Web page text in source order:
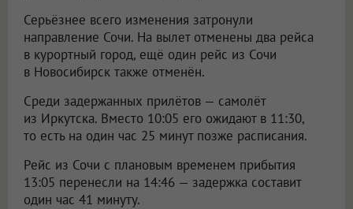
Серьёзнее всего изменения затронули
направление Сочи. На вылет отменены два рейса
в курортный город, ещё один рейс из Сочи
в Новосибирск также отменён.
Среди задержанных прилётов — самолёт
из Иркутска. Вместо 10:05 его ожидают в 11:30,
то есть на один час 25 минут позже расписания.
Рейс из Сочи с плановым временем прибытия
13:05 перенесли на 14:46 — задержка составит
один час 41 минуту.